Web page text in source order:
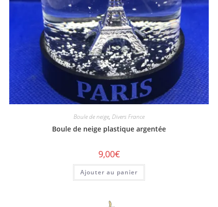
Boule de neige, Divers France
Boule de neige plastique argentée
9,00€
Ajouter au panier